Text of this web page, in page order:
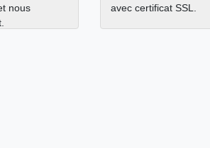
nous
avec certificat SSL.